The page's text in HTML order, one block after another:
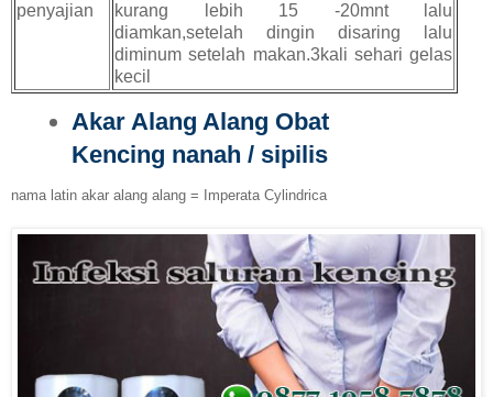
penyajian
kurang lebih 15 -20mnt lalu
diamkan,setelah dingin disaring lalu
diminum setelah makan.3kali sehari gelas
kecil
Akar Alang Alang Obat
Kencing nanah / sipilis
nama latin akar alang alang = Imperata Cylindrica